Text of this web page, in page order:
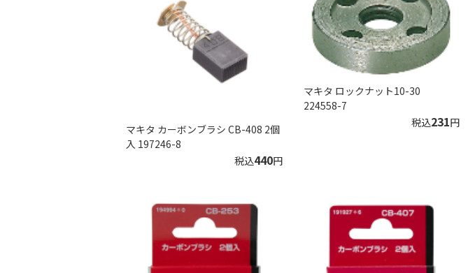
マキタ カーボンブラシ CB-408 2個
入 197246-8
税込440円
マキタ ロックナット10-30
224558-7
税込231円